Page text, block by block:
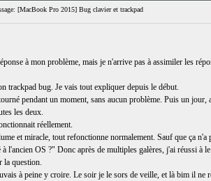
[MacBook Pro 2015] Bug clavier et trackpad
à mon problème, mais je n'arrive pas à assimiler les
trackpad bug. Je vais tout expliquer depuis le début.
pendant un moment, sans aucun problème. Puis un
les deux.
réellement.
et miracle, tout refonctionne normalement. Sauf que ça n'a
l'ancien OS ?" Donc après de multiples galères, j'ai réussi
la question.
à peine y croire. Le soir je le sors de veille, et là bim il ne